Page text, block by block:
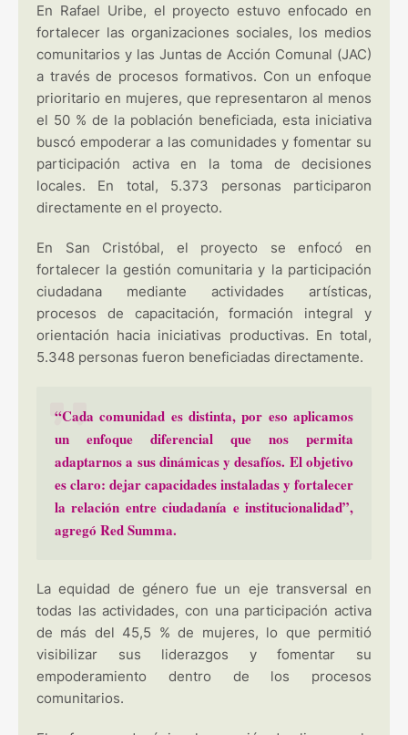
En Rafael Uribe, el proyecto estuvo enfocado en
fortalecer las organizaciones sociales, los medios
comunitarios y las Juntas de Acción Comunal (JAC)
a través de procesos formativos. Con un enfoque
prioritario en mujeres, que representaron al menos
el 50 % de la población beneficiada, esta iniciativa
buscó empoderar a las comunidades y fomentar su
participación activa en la toma de decisiones
locales. En total, 5.373 personas participaron
directamente en el proyecto.
En San Cristóbal, el proyecto se enfocó en
fortalecer la gestión comunitaria y la participación
ciudadana mediante actividades artísticas,
procesos de capacitación, formación integral y
orientación hacia iniciativas productivas. En total,
5.348 personas fueron beneficiadas directamente.
“Cada comunidad es distinta, por eso aplicamos
un enfoque diferencial que nos permita
adaptarnos a sus dinámicas y desafíos. El objetivo
es claro: dejar capacidades instaladas y fortalecer
la relación entre ciudadanía e institucionalidad”,
agregó Red Summa.
La equidad de género fue un eje transversal en
todas las actividades, con una participación activa
de más del 45,5 % de mujeres, lo que permitió
visibilizar sus liderazgos y fomentar su
empoderamiento dentro de los procesos
comunitarios.